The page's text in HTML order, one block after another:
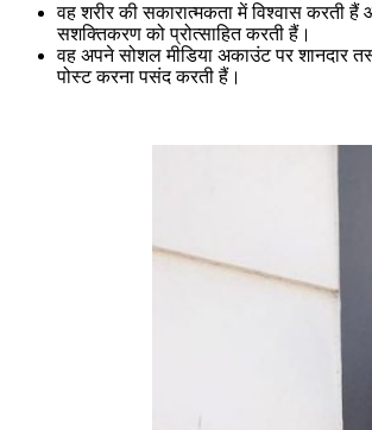
वह शरीर की सकारात्मकता में विश्वास करती हैं
सशक्तिकरण को प्रोत्साहित करती हैं।
वह अपने सोशल मीडिया अकाउंट पर शानदार
पोस्ट करना पसंद करती हैं।